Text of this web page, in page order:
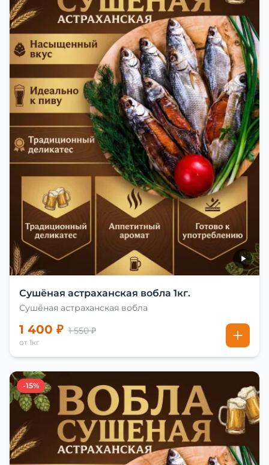
вкусная еда, но и пример того, как можно сочетать
старые рецепты и современные технологии. Её
можно есть с напитками, и это будет очень вкусно.
Сушёная астраханская вобла 1кг.
Сушёная астраханская вобла
1 400 ₽ 1 550 ₽
от 1кг
-15%